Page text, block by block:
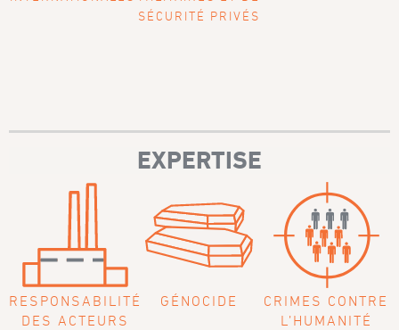
SÉCURITÉ PRIVÉS
EXPERTISE
RESPONSABILITÉ
DES ACTEURS
GÉNOCIDE
CRIMES CONTRE
L’HUMANITÉ